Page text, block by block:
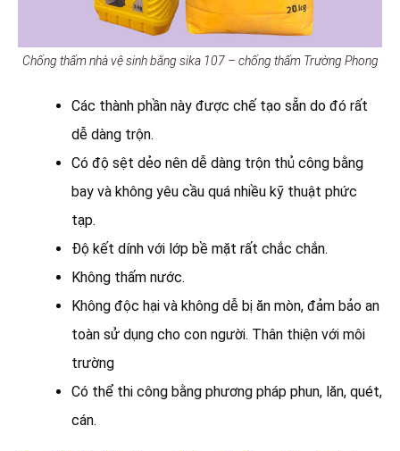
Chống thấm nhà vệ sinh bằng sika 107 – chống thấm Trường Phong
Các thành phần này được chế tạo sẵn do đó rất
dễ dàng trộn.
Có độ sệt dẻo nên dễ dàng trộn thủ công bằng
bay và không yêu cầu quá nhiều kỹ thuật phức
tạp.
Độ kết dính với lớp bề mặt rất chắc chắn.
Không thấm nước.
Không độc hại và không dễ bị ăn mòn, đảm bảo an
toàn sử dụng cho con người. Thân thiện với môi
trường
Có thể thi công bằng phương pháp phun, lăn, quét,
cán.